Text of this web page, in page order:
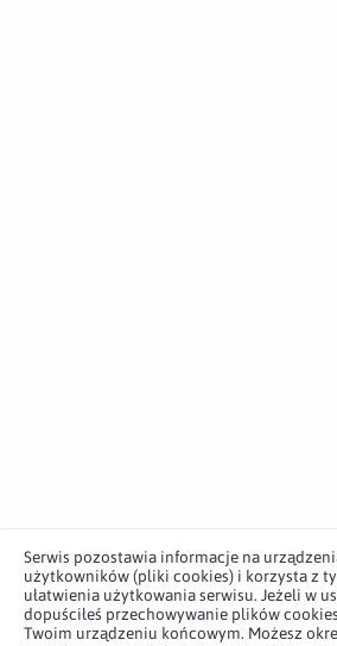
Serwis pozostawia informacje na
użytkowników (pliki cookies) i korzysta z
ułatwienia użytkowania serwisu. Jeżeli w
dopuściłeś przechowywanie plików
Twoim urządzeniu końcowym. Możesz